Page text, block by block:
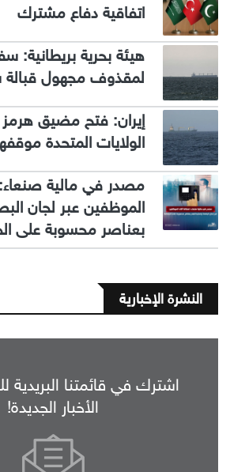
اتفاقية دفاع مشترك
هيئة بحرية بريطانية:
لمقذوف مجهول
إيران: فتح مضيق هرمز
الولايات المتحدة
مصدر في مالية
الموظفين عبر لجان
بعناصر محسوبة على
النشرة الإخبارية
اشترك في قائمتنا
الأخبار الجديدة!